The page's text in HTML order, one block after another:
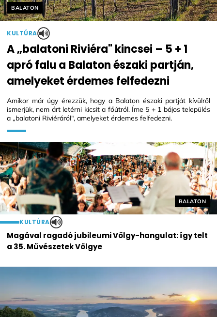
Helyszín
BALATON
KULTÚRA
Magával ragadó jubileumi Völgy-hangulat: így telt
a 35. Művészetek Völgye
Helyszín címkék:
BALATON
KULTÚRA
A „balatoni Riviéra" kincsei – 5 + 1
apró falu a Balaton északi partján,
amelyeket érdemes felfedezni
Amikor már úgy érezzük, hogy a Balaton északi partját kívülről
ismerjük, nem árt letérni kicsit a főútról. Íme 5 + 1 bájos település
a „balatoni Riviéráról", amelyeket érdemes felfedezni.